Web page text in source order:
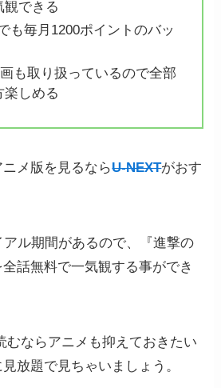
観できる
も毎月1200ポイントのバッ
も取り扱っているので全部
楽しめる
ニメ版を見るならU-NEXTがおす
ル期間があるので、『進撃の
話無料で一気観する事ができ
むならアニメも抑えておきたい
放題で見ちゃいましょう。